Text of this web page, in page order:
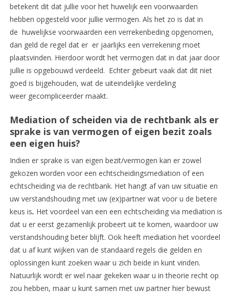
betekent dit dat jullie voor het huwelijk een voorwaarden
hebben opgesteld voor jullie vermogen. Als het zo is dat in
de huwelijkse voorwaarden een verrekenbeding opgenomen,
dan geld de regel dat er er jaarlijks een verrekening moet
plaatsvinden. Hierdoor wordt het vermogen dat in dat jaar door
jullie is opgebouwd verdeeld. Echter gebeurt vaak dat dit niet
goed is bijgehouden, wat de uiteindelijke verdeling
weer gecompliceerder maakt.
Mediation of scheiden via de rechtbank als er
sprake is van vermogen of eigen bezit zoals
een eigen huis?
Indien er sprake is van eigen bezit/vermogen kan er zowel
gekozen worden voor een echtscheidingsmediation of een
echtscheiding via de rechtbank. Het hangt af van uw situatie en
uw verstandshouding met uw (ex)partner wat voor u de betere
keus is. Het voordeel van een een echtscheiding via mediation is
dat u er eerst gezamenlijk probeert uit te komen, waardoor uw
verstandshouding beter blijft. Ook heeft mediation het voordeel
dat u af kunt wijken van de standaard regels die gelden en
oplossingen kunt zoeken waar u zich beide in kunt vinden.
Natuurlijk wordt er wel naar gekeken waar u in theorie recht op
zou hebben, maar u kunt samen met uw partner hier bewust